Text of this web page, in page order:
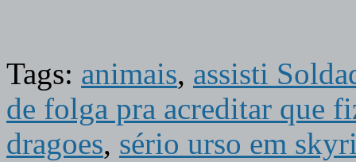
Tags: animais, assisti
de folga pra acreditar que
dragoes, sério urso em